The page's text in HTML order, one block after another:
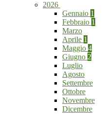
2026
Gennaio 1
Febbraio 1
Marzo
Aprile 1
Maggio 4
Giugno 2
Luglio
Agosto
Settembre
Ottobre
Novembre
Dicembre